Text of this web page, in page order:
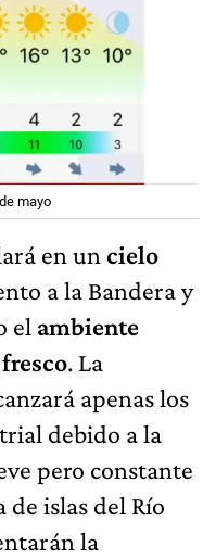
mayo
en un cielo
a la Bandera y
el ambiente
. La
apenas los
debido a la
pero constante
de islas del Río
la